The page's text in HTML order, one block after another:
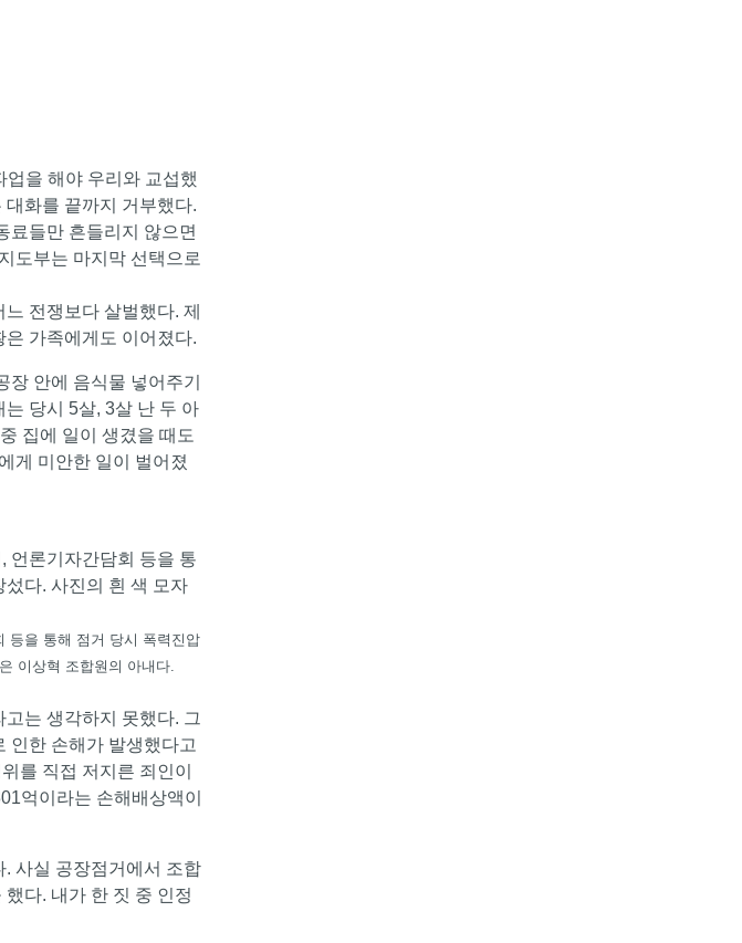
을 해야 우리와 교섭했
화를 끝까지 거부했다.
료들만 흔들리지 않으면
도부는 마지막 선택으로
전쟁보다 살벌했다. 제
가족에게도 이어졌다.
안에 음식물 넣어주기
당시 5살, 3살 난 두 아
집에 일이 생겼을 때도
게 미안한 일이 벌어졌
등을 통해 점거 당시 폭력진압
이상혁 조합원의 아내다.
는 생각하지 못했다. 그
인한 손해가 발생했다고
를 직접 저지른 죄인이
억이라는 손해배상액이
사실 공장점거에서 조합
다. 내가 한 짓 중 인정